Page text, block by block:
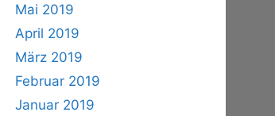
Mai 2019
April 2019
März 2019
Februar 2019
Januar 2019